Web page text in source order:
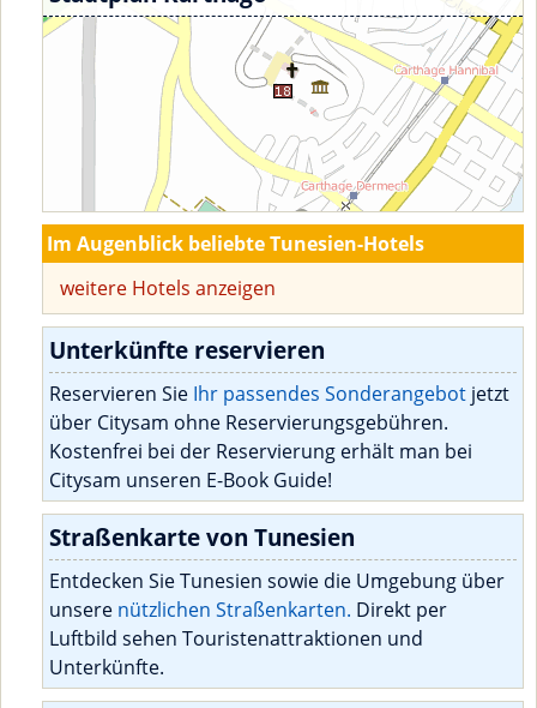
Im Augenblick beliebte Tunesien-Hotels
weitere Hotels anzeigen
Unterkünfte reservieren
Reservieren Sie Ihr passendes Sonderangebot jetzt
über Citysam ohne Reservierungsgebühren.
Kostenfrei bei der Reservierung erhält man bei
Citysam unseren E-Book Guide!
Straßenkarte von Tunesien
Entdecken Sie Tunesien sowie die Umgebung über
unsere nützlichen Straßenkarten. Direkt per
Luftbild sehen Touristenattraktionen und
Unterkünfte.